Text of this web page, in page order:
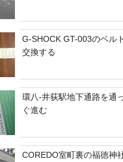
G-SHOCK GT-003のベル
交換する
環八-井荻駅地下通路を通
ぐ進む
COREDO室町裏の福徳神